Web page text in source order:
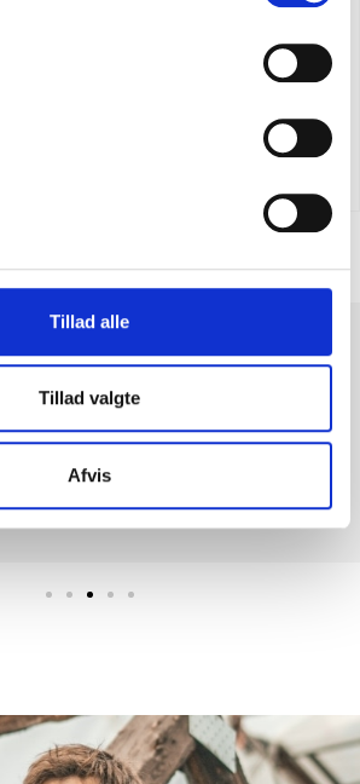
Tillad alle
Tillad valgte
Afvis
Där produkterna lever upp till
Samt lättöverskådliga priser och snabb
to like.